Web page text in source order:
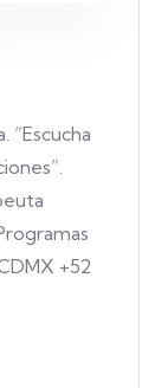
“Escucha
+52